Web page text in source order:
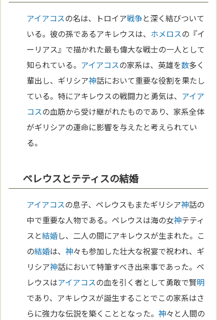
アイアコスの名は、トロイア戦争と深く結びついて
いる。彼の孫であるアキレウスは、 ホメロスの『イ
ーリアス』で描かれた最も偉大な戦士の一人として
知られている。 アイアコスの家系は、英雄を数多く
輩出し、ギリシア神話において重要な役割を果たし
ている。特にアキレウスの戦闘力と勇気は、 アイア
コスの血筋から受け継がれたものであり、家系全体
がギリシアの運命に影響を与えたと考えられてい
る。
ペレウスとテティスの結婚
アイアコスの息子、ペレウスもまたギリシア神話の
中で重要な人物である。ペレウスは海の女神テティ
スと結婚し、二人の間にアキレウスが生まれた。こ
の結婚は、神々も参加した壮大な祝宴で祝われ、ギ
リシア神話において特筆すべき出来事であった。ペ
レウスはアイアコスの血を引く者として勇敢で賢明
であり、アキレウスが誕生することでこの家系はさ
らに強力な伝説を築くこととなった。神々と人間の